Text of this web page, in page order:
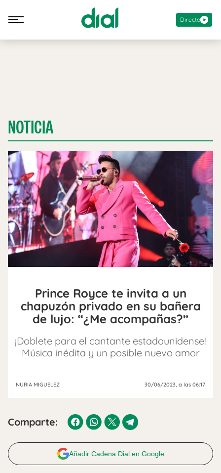
Directo
NOTICIA
Prince Royce te invita a un
chapuzón privado en su bañera
de lujo: “¿Me acompañas?”
¡Doblete para el cantante estadounidense!
Música inédita y un posible nuevo amor
NURIA MIGUELEZ 30/06/2023, a las 06:17
Comparte:
Añadir Cadena Dial en Google